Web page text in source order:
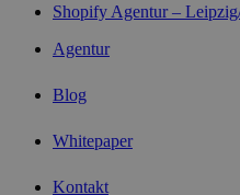
Shopify Agentur –
Agentur
Blog
Whitepaper
Kontakt